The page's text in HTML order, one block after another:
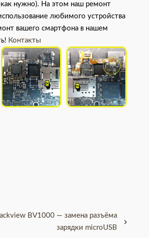
как нужно). На этом наш ремонт
любимого устройства
вашего смартфона в нашем
Контакты
BV1000 — замена разъёма
зарядки microUSB